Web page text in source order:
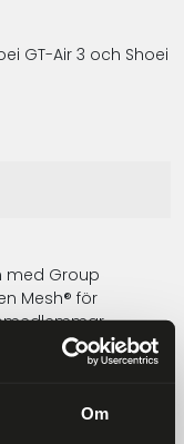
Om
GT-Air 3 och Shoei
med Group
Mesh® för
för upp till 4